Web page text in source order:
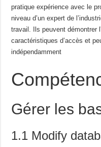
pratique expérience avec le
niveau d’un expert de
travail.
Ils peuvent démontrer
caractéristiques d’accès et
indépendamment
Gérer les
1.1 Modify